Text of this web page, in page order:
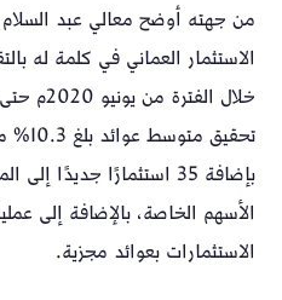
من جهته أوضح معالي عبد
الاستثمار العماني في كلمة له
بإضافة 35 استثمارًا
الأسهم الخاصة، بالإضافة إلى
الاستثمارات بعوائد مجزية.